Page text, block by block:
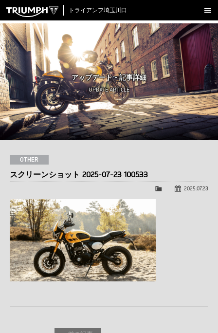
トライアンフ埼玉川口
新車在庫情報
試乗車一覧
認定中古車
アクセサリー
クロージング
アップデート
店舗情報
採用情報
TRIUMPH OFFICIAL SITE
LINE FacebookInstagram
X
アップデート - 記事詳細
UPDATE ARTICLE
OTHER
スクリーンショット 2025-07-23 100533
2025.07.23